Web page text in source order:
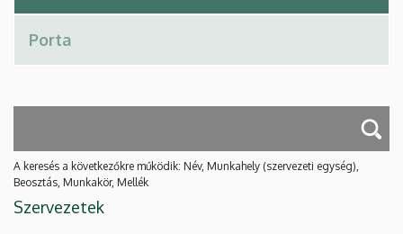
A keresés a következőkre működik: Név, Munkahely (szervezeti egység),
Beosztás, Munkakör, Mellék
Szervezetek